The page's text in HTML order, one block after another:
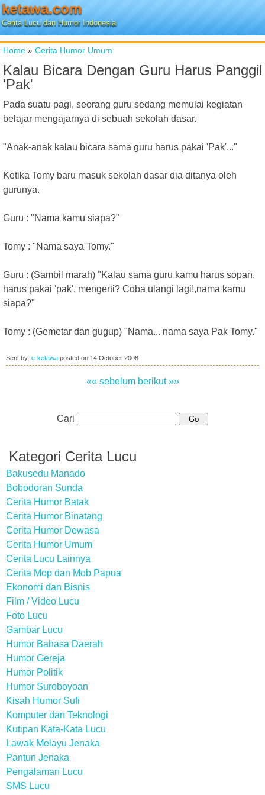
ketawa.com
Cerita Lucu dan Humor Indonesia
Home » Cerita Humor Umum
Kalau Bicara Dengan Guru Harus Panggil
'Pak'
Pada suatu pagi, seorang guru sedang memulai kegiatan
belajar mengajarnya di sebuah sekolah dasar.
"Anak-anak kalau bicara sama guru harus pakai 'Pak'..."
Ketika Tomy baru masuk sekolah dasar dia ditanya oleh
gurunya.
Guru : "Nama kamu siapa?"
Tomy : "Nama saya Tomy."
Guru : (Sambil marah) "Kalau sama guru kamu harus sopan,
harus pakai 'pak', mengerti? Coba ulangi lagi!,nama kamu
siapa?"
Tomy : (Gemetar dan gugup) "Nama... nama saya Pak Tomy."
Sent by: e-ketawa posted on 14 October 2008
«« sebelum berikut »»
Cari
Kategori Cerita Lucu
Bakusedu Manado
Bobodoran Sunda
Cerita Humor Batak
Cerita Humor Binatang
Cerita Humor Dewasa
Cerita Humor Umum
Cerita Lucu Lainnya
Cerita Mop dan Mob Papua
Ekonomi dan Bisnis
Film / Video Lucu
Foto Lucu
Gambar Lucu
Humor Bahasa Daerah
Humor Gereja
Humor Politik
Humor Suroboyoan
Kisah Humor Sufi
Komputer dan Teknologi
Kutipan Kata-Kata Lucu
Lawak Melayu Jenaka
Pantun Jenaka
Pengalaman Lucu
SMS Lucu